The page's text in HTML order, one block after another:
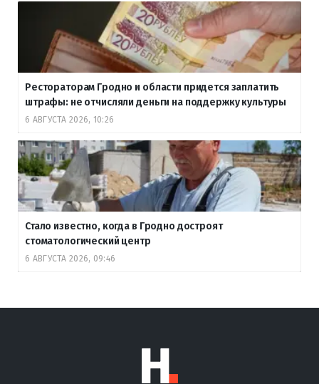
Рестораторам Гродно и области придется заплатить
штрафы: не отчисляли деньги на поддержку культуры
6 АВГУСТА 2026, 10:26
Стало известно, когда в Гродно достроят
стоматологический центр
6 АВГУСТА 2026, 09:46